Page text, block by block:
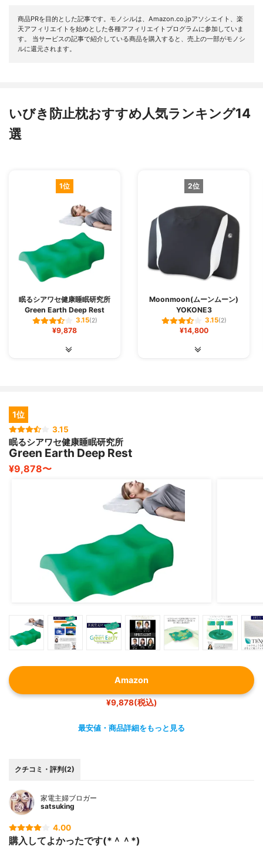
商品PRを目的とした記事です。モノシルは、Amazon.co.jpアソシエイト、楽
天アフィリエイトを始めとした各種アフィリエイトプログラムに参加していま
す。 当サービスの記事で紹介している商品を購入すると、売上の一部がモノシ
ルに還元されます。
いびき防止枕おすすめ人気ランキング14
選
1位
眠るシアワセ健康睡眠研究所
Green Earth Deep Rest
3.15(2)
¥9,878
2位
Moonmoon(ムーンムーン)
YOKONE3
3.15(2)
¥14,800
1位
3.15
眠るシアワセ健康睡眠研究所
Green Earth Deep Rest
¥9,878〜
Amazon
¥9,878(税込)
最安値・商品詳細をもっと見る
クチコミ・評判(2)
家電主婦ブロガー
satsuking
4.00
購入してよかったです(*＾＾*)